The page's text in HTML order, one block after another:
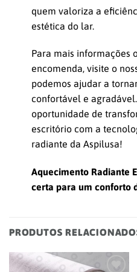
quem valoriza a
estética do lar.
Para mais informações
encomenda, visite o
podemos ajudar a
confortável e
oportunidade de
escritório com a
radiante da Aspilusa!
Aquecimento Radiante
certa para um conforto
PRODUTOS